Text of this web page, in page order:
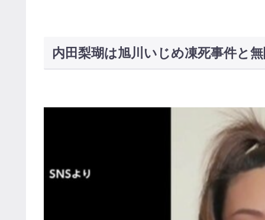
内田梨瑚は旭川いじめ凍死事件と